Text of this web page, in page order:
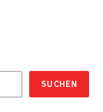
SUCHEN